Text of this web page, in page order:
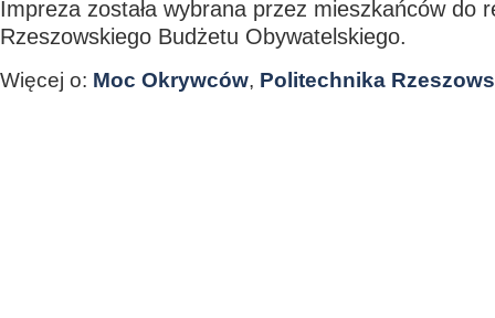
Impreza została wybrana przez mieszkańców do
Rzeszowskiego Budżetu Obywatelskiego.
Więcej o: Moc Okrywców, Politechnika